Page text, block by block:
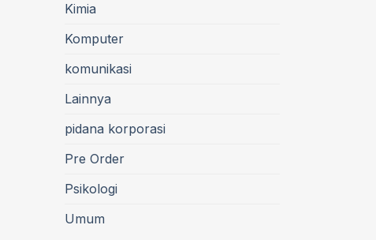
Kimia
Komputer
komunikasi
Lainnya
pidana korporasi
Pre Order
Psikologi
Umum